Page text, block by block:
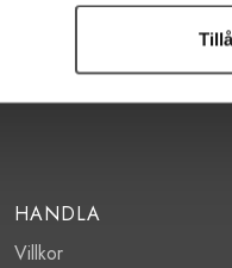
HANDLA
Villkor